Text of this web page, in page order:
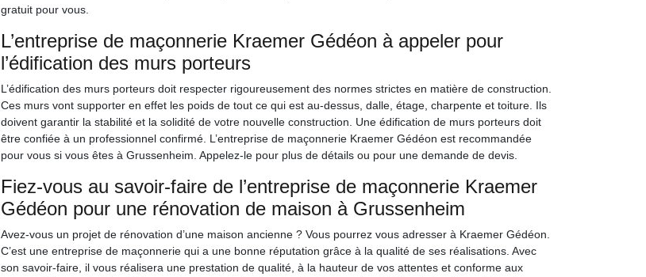
gratuit pour vous.
L’entreprise de maçonnerie Kraemer Gédéon à appeler pour
l’édification des murs porteurs
L’édification des murs porteurs doit respecter rigoureusement des normes strictes en matière de construction.
Ces murs vont supporter en effet les poids de tout ce qui est au-dessus, dalle, étage, charpente et toiture. Ils
doivent garantir la stabilité et la solidité de votre nouvelle construction. Une édification de murs porteurs doit
être confiée à un professionnel confirmé. L’entreprise de maçonnerie Kraemer Gédéon est recommandée
pour vous si vous êtes à Grussenheim. Appelez-le pour plus de détails ou pour une demande de devis.
Fiez-vous au savoir-faire de l’entreprise de maçonnerie Kraemer
Gédéon pour une rénovation de maison à Grussenheim
Avez-vous un projet de rénovation d’une maison ancienne ? Vous pourrez vous adresser à Kraemer Gédéon.
C’est une entreprise de maçonnerie qui a une bonne réputation grâce à la qualité de ses réalisations. Avec
son savoir-faire, il vous réalisera une prestation de qualité, à la hauteur de vos attentes et conforme aux